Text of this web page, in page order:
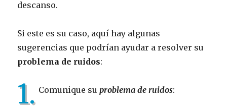
descanso.
Si este es su caso, aquí hay algunas
sugerencias que podrían ayudar a resolver su
problema de ruidos:
1. Comunique su problema de ruidos: